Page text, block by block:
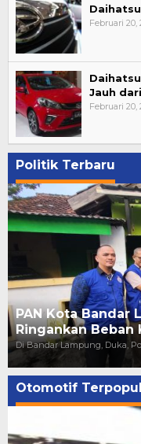
Februari 20,
Jauh
Februari 20,
Politik Terbaru
PAN Kota Bandar
Ringankan Beban
Di Bandar Lampung, Duka,
Otomotif